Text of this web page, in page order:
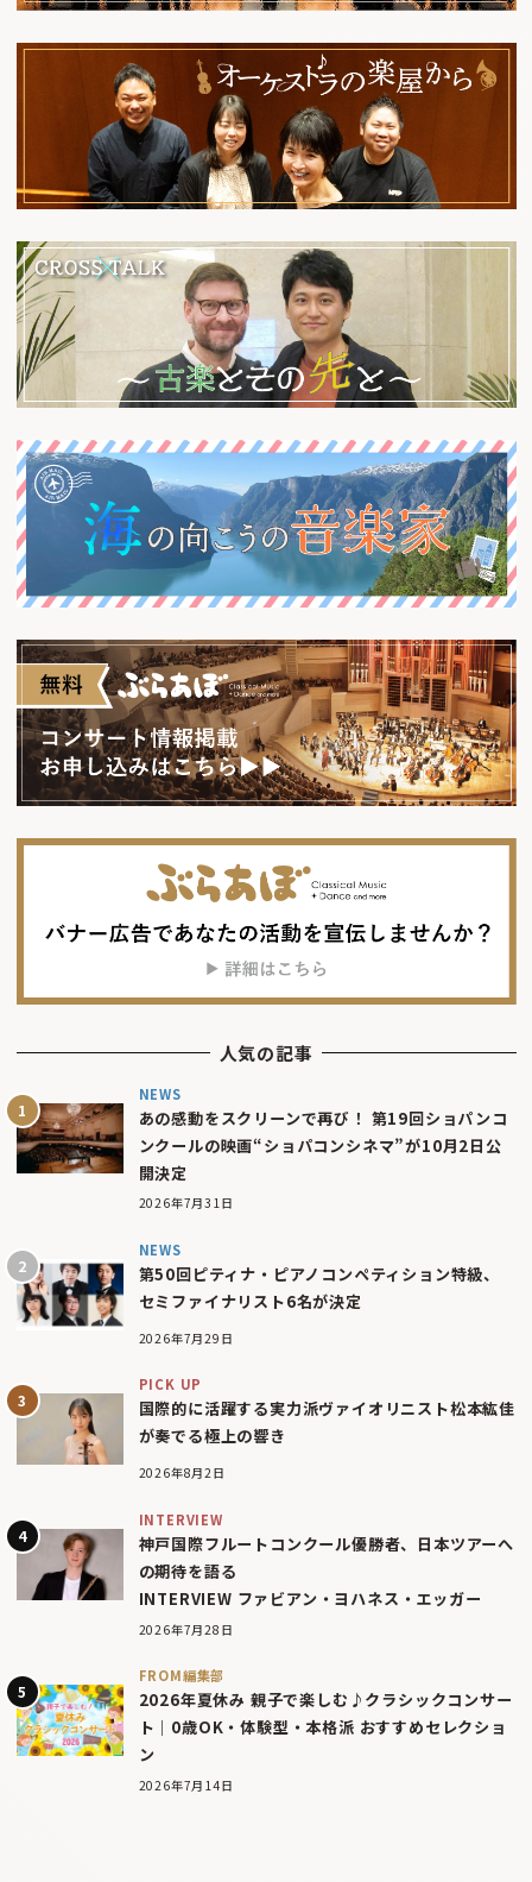
人気の記事
NEWS
あの感動をスクリーンで再び！ 第19回ショパンコ
ンクールの映画“ショパコンシネマ”が10月2日公
開決定
2026年7月31日
NEWS
第50回ピティナ・ピアノコンペティション特級、
セミファイナリスト6名が決定
2026年7月29日
PICK UP
国際的に活躍する実力派ヴァイオリニスト松本紘佳
が奏でる極上の響き
2026年8月2日
INTERVIEW
神戸国際フルートコンクール優勝者、日本ツアーへ
の期待を語る
INTERVIEW ファビアン・ヨハネス・エッガー
2026年7月28日
FROM編集部
2026年夏休み 親子で楽しむ♪クラシックコンサー
ト｜0歳OK・体験型・本格派 おすすめセレクショ
ン
2026年7月14日